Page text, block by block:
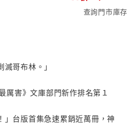
查詢門市庫存
滅哥布林。」
害》文庫部門新作排名第１
台版首集急速累銷近萬冊，神